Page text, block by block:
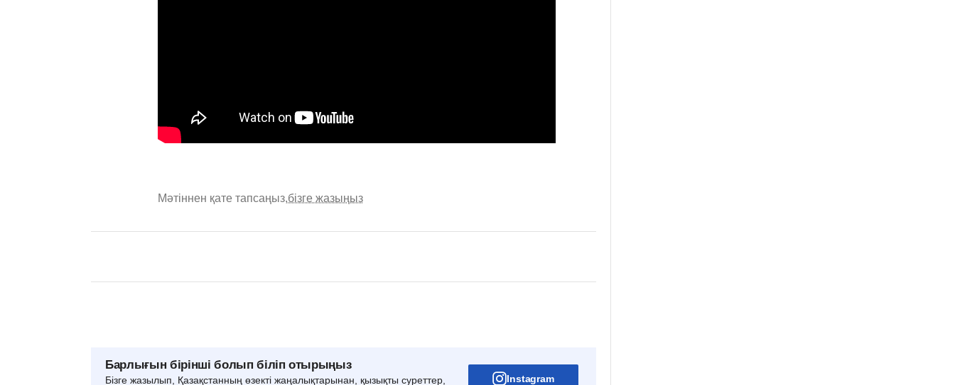
Мәтіннен қате тапсаңыз,бізге жазыңыз
Барлығын бірінші болып біліп отырыңыз
Бізге жазылып, Қазақстанның өзекті жаңалықтарынан, қызықты суреттер, Instagram